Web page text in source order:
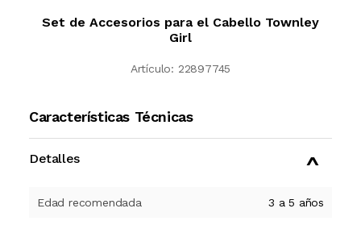
Set de Accesorios para el Cabello Townley
Girl
Artículo: 22897745
Características Técnicas
Detalles
Edad recomendada 3 a 5 años